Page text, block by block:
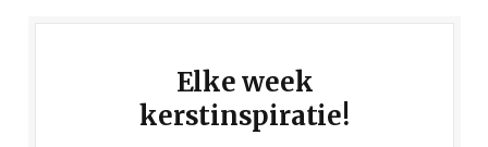
Elke week
kerstinspiratie!